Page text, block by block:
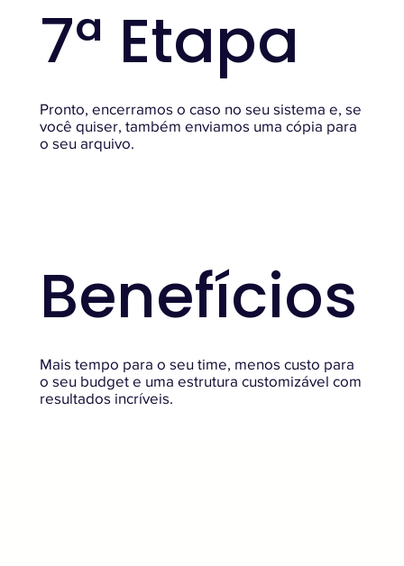
7ª Etapa
Pronto, encerramos o caso no seu sistema e, se
você quiser, também enviamos uma cópia para
o seu arquivo.
Benefícios
Mais tempo para o seu time, menos custo para
o seu budget e uma estrutura customizável com
resultados incríveis.